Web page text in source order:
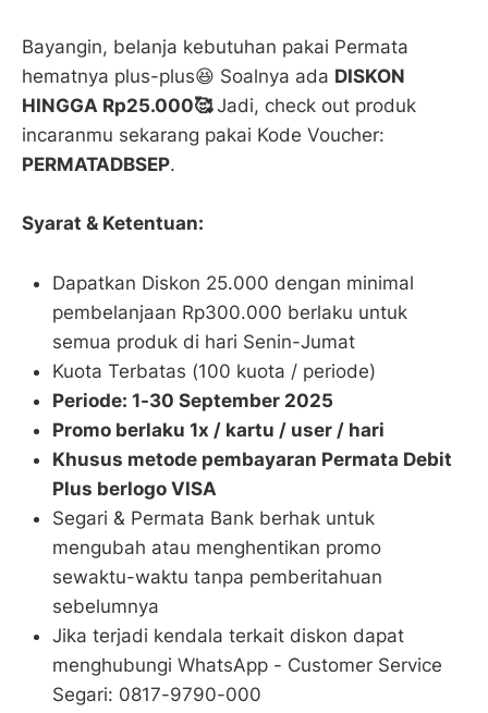
Bayangin, belanja kebutuhan pakai Permata
hematnya plus-plus😆 Soalnya ada DISKON
HINGGA Rp25.000🥰Jadi, check out produk
incaranmu sekarang pakai Kode Voucher:
PERMATADBSEP.
Syarat & Ketentuan:
Dapatkan Diskon 25.000 dengan minimal
pembelanjaan Rp300.000 berlaku untuk
semua produk di hari Senin-Jumat
Kuota Terbatas (100 kuota / periode)
Periode: 1-30 September 2025
Promo berlaku 1x / kartu / user / hari
Khusus metode pembayaran Permata Debit
Plus berlogo VISA
Segari & Permata Bank berhak untuk
mengubah atau menghentikan promo
sewaktu-waktu tanpa pemberitahuan
sebelumnya
Jika terjadi kendala terkait diskon dapat
menghubungi WhatsApp - Customer Service
Segari: 0817-9790-000